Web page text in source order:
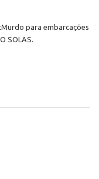
para embarcações
SOLAS.